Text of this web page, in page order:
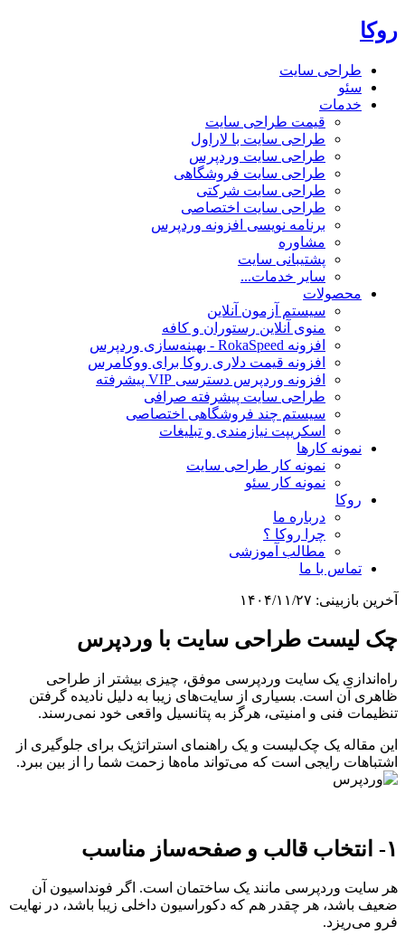
روکا
طراحی سایت
سئو
خدمات
قیمت طراحی سایت
طراحی سایت با لاراول
طراحی سایت وردپرس
طراحی سایت فروشگاهی
طراحی سایت شرکتی
طراحی سایت اختصاصی
برنامه نویسی افزونه وردپرس
مشاوره
پشتیبانی سایت
سایر خدمات...
محصولات
سیستم آزمون آنلاین
منوی آنلاین رستوران و کافه
افزونه RokaSpeed - بهینه‌سازی وردپرس
افزونه قیمت دلاری روکا برای ووکامرس
افزونه وردپرس دسترسی VIP پیشرفته
طراحی سایت پیشرفته صرافی
سیستم چند فروشگاهی اختصاصی
اسکریپت نیازمندی و تبلیغات
نمونه کارها
نمونه کار طراحی سایت
نمونه کار سئو
روکا
درباره ما
چرا روکا ؟
مطالب آموزشی
تماس با ما
آخرین بازبینی: ۱۴۰۴/۱۱/۲۷
چک لیست طراحی سایت با وردپرس
راه‌اندازی یک سایت وردپرسی موفق، چیزی بیشتر از طراحی
ظاهری آن است. بسیاری از سایت‌های زیبا به دلیل نادیده گرفتن
تنظیمات فنی و امنیتی، هرگز به پتانسیل واقعی خود نمی‌رسند.
این مقاله یک چک‌لیست و یک راهنمای استراتژیک برای جلوگیری از
اشتباهات رایجی است که می‌تواند ماه‌ها زحمت شما را از بین ببرد.
۱- انتخاب قالب و صفحه‌ساز مناسب
هر سایت وردپرسی مانند یک ساختمان است. اگر فونداسیون آن
ضعیف باشد، هر چقدر هم که دکوراسیون داخلی زیبا باشد، در نهایت
فرو می‌ریزد.